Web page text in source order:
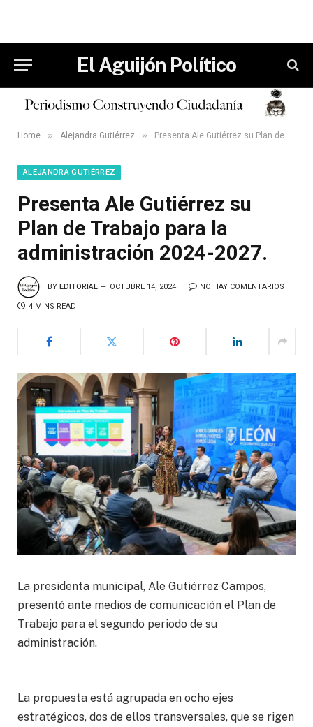
El Aguijón Político
Home » Alejandra Gutiérrez » Presenta Ale Gutiérrez su Plan de Trabajo para la administración 2024-2027.
ALEJANDRA GUTIÉRREZ
Presenta Ale Gutiérrez su
Plan de Trabajo para la
administración 2024-2027.
BY EDITORIAL OCTUBRE 14, 2024 NO HAY COMENTARIOS
4 MINS READ
La presidenta municipal, Ale Gutiérrez Campos,
presentó ante medios de comunicación el Plan de
Trabajo para el segundo periodo de su
administración.
La propuesta está agrupada en ocho ejes
estratégicos, dos de ellos transversales, que se rigen